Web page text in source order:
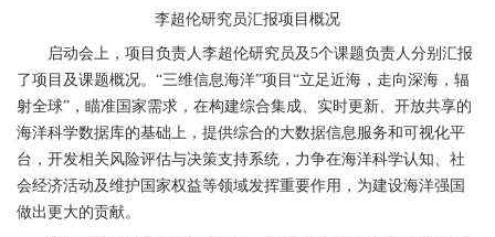
李超伦研究员汇报项目概况
启动会上，项目负责人李超伦研究员及5个课题负责人分别汇报
了项目及课题概况。“三维信息海洋”项目“立足近海，走向深海，辐
射全球”，瞄准国家需求，在构建综合集成、实时更新、开放共享的
海洋科学数据库的基础上，提供综合的大数据信息服务和可视化平
台，开发相关风险评估与决策支持系统，力争在海洋科学认知、社
会经济活动及维护国家权益等领域发挥重要作用，为建设海洋强国
做出更大的贡献。